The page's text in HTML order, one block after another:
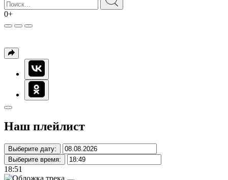
0+
Наш плейлист
Выберите дату:
Выберите время:
18:51